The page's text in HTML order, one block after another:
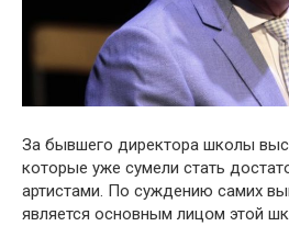
За бывшего директора школы
которые уже сумели стать
артистами. По суждению самих
является основным лицօм этой